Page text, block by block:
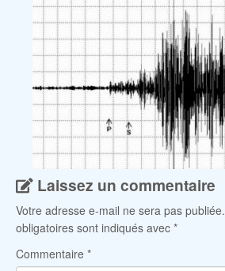
Laissez un commentaire
Votre adresse e-mail ne sera pas publiée.
obligatoires sont indiqués avec *
Commentaire *